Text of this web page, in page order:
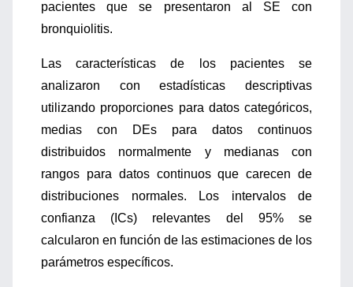
pacientes que se presentaron al SE con
bronquiolitis.
Las características de los pacientes se
analizaron con estadísticas descriptivas
utilizando proporciones para datos categóricos,
medias con DEs para datos continuos
distribuidos normalmente y medianas con
rangos para datos continuos que carecen de
distribuciones normales. Los intervalos de
confianza (ICs) relevantes del 95% se
calcularon en función de las estimaciones de los
parámetros específicos.